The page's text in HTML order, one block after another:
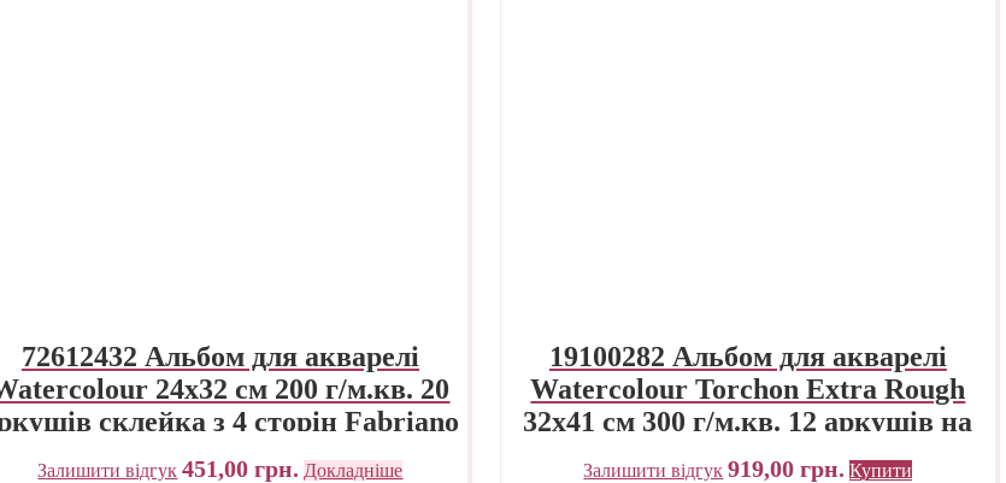
72612432 Альбом для акварелі
24х32 см 200 г/м.кв. 20
склейка з 4 сторін Fabriano
Італія
Залишити відгук 451,00грн. Докладніше
19100282 Альбом для акварелі
Watercolour Torchon Extra Rough
32х41 см 300 г/м.кв. 12 аркушів на
спіралі Fabriano Італія
Залишити відгук 919,00грн. Купити